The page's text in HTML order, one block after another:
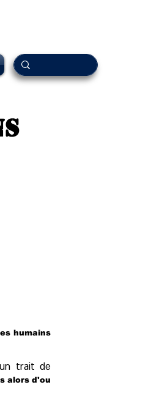
humains
trait de
alors d'ou